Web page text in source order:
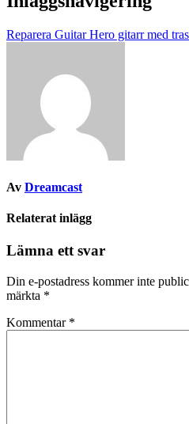
Reparera Guitar Hero gitarr med
Av Dreamcast
Relaterat inlägg
Lämna ett svar
Din e-postadress kommer inte
märkta *
Kommentar *